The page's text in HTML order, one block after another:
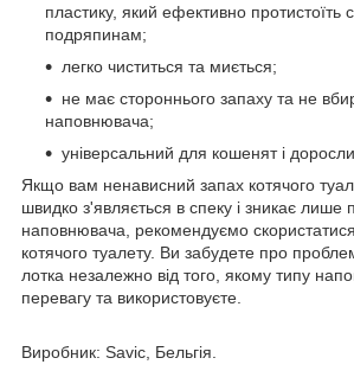
пластику, який ефективно протистоїть
подряпинам;
легко чиститься та миється;
не має стороннього запаху та не
наповнювача;
універсальний для кошенят і
Якщо вам ненависний запах котячого
швидко з'являється в спеку і зникає лише
наповнювача, рекомендуємо
котячого туалету. Ви забудете про
лотка незалежно від того, якому типу
перевагу та використовуєте.
Виробник: Savic, Бельгія.